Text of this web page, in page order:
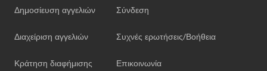
Δημοσίευση αγγελιών
Διαχείριση αγγελιών
Κράτηση διαφήμισης
Σύνδεση
Συχνές ερωτήσεις/Βοήθεια
Επικοινωνία